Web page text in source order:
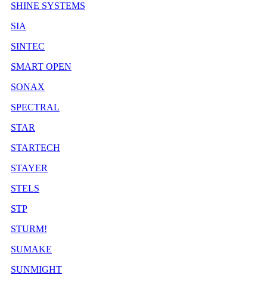
SHINE SYSTEMS
SIA
SINTEC
SMART OPEN
SONAX
SPECTRAL
STAR
STARTECH
STAYER
STELS
STP
STURM!
SUMAKE
SUNMIGHT